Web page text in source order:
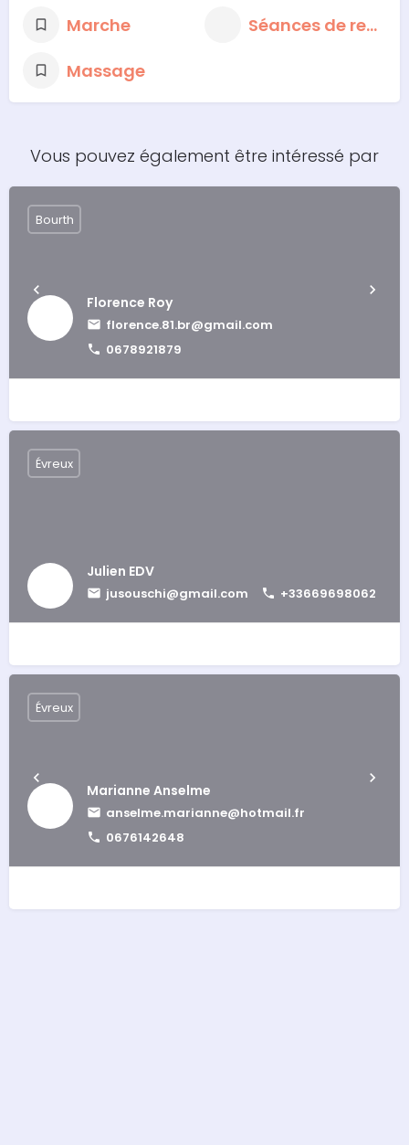
Marche
Séances de respiration et de méditation
Massage
Vous pouvez également être intéressé par
Florence Roy
florence.81.br@gmail.com
0678921879
Bourth
Julien EDV
jusouschi@gmail.com +33669698062
Évreux
Marianne Anselme
anselme.marianne@hotmail.fr
0676142648
Évreux